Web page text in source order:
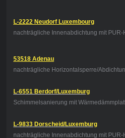
L-2222 Neudorf Luxembourg
nachträgliche Innenabdichtung mit PUR-
53518 Adenau
nachträgliche Horizontalsperre/
L-6551 Berdorf/Luxemburg
Schimmelsanierung mit
L-9833 Dorscheid/Luxemburg
nachträgliche Innenabdichtung mit PUR-